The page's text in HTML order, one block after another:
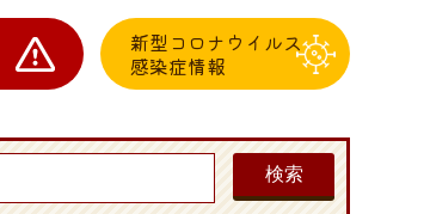
新型コロナウイルス
感染症情報